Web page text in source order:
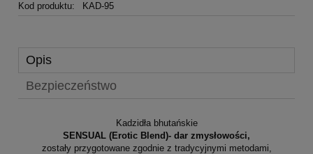
Kod produktu:
KAD-95
Opis
Bezpieczeństwo
Kadzidła bhutańskie
SENSUAL (Erotic Blend)- dar zmysłowości,
zostały przygotowane zgodnie z tradycyjnymi metodami,